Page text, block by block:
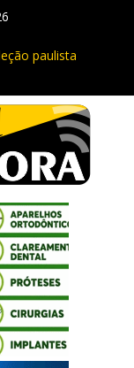
paulista
já estão
rendeu quase R$
e Vargem